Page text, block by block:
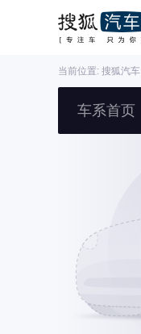
当前位置: 搜狐汽车
车系首页